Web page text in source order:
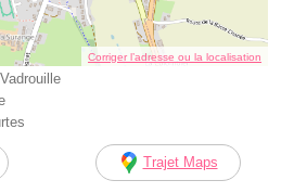
Corriger l’adresse ou la localisation
Trajet Maps